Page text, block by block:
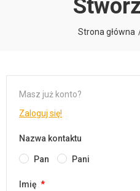
Strona główna
Masz już konto?
Zaloguj się!
Nazwa kontaktu
Pan Pani
Imię